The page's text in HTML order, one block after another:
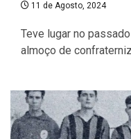
11 de Agosto, 2024
Teve lugar no
almoço de